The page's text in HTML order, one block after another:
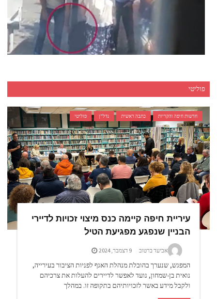
חיפה: נעצר תושב העיר שעקב אחרי קשישים – וכייס אותם.
צפו
פוליטי
חדשות חיפה והקריות כתבה ראשית נדל"ן פוליטי
עיריית חיפה קיימה כנס מיצוי זכויות לדיירי
הבניין שנפגע מפגיעת הטיל
אביעד ברטוב 9 דצמבר, 2024
המפגש, שנערך בהובלת מנהלת האגף לפניות הציבור בעירייה,
נואית בן-שמחון, נועד לאפשר לדיירים להעלות את צרכיהם
ולקבל מידע באשר לזכויותיהם בתקופה זו. במהלך